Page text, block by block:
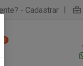
- Cadastrar |
0